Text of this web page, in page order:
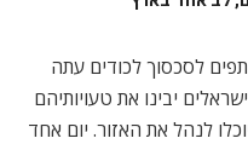
לסכסוך לכודים עתה
יבינו את טעויותיהם
לנהל את האזור. יום אחד